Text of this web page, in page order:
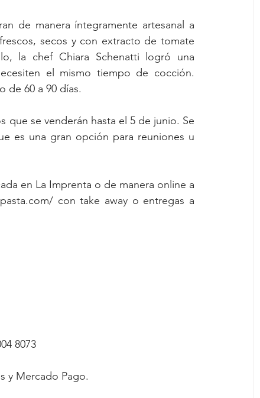
de manera íntegramente artesanal a
secos y con extracto de tomate
la chef Chiara Schenatti logró una
el mismo tiempo de cocción.
de 60 a 90 días.
que se venderán hasta el 5 de junio. Se
es una gran opción para reuniones u
en La Imprenta o de manera online a
con take away o entregas a
8073
y Mercado Pago.